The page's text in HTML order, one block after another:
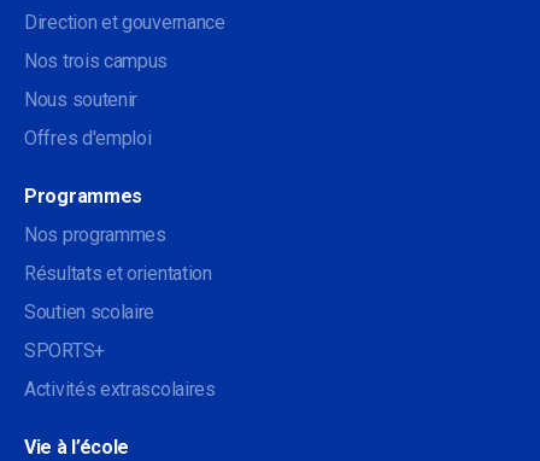
Direction et gouvernance
Nos trois campus
Nous soutenir
Offres d'emploi
Programmes
Nos programmes
Résultats et orientation
Soutien scolaire
SPORTS+
Activités extrascolaires
Vie à l’école